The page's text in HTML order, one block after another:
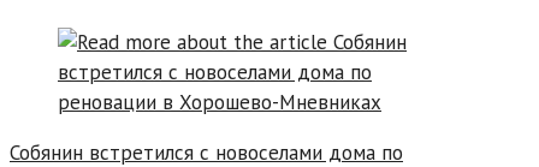
Собянин встретился с новоселами дома по